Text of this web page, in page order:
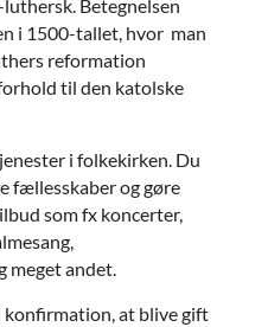
Betegnelsen
i 1500-tallet, hvor man
reformation
til den katolske
i folkekirken. Du
fællesskaber og gøre
som fx koncerter,
meget andet.
konfirmation, at blive gift